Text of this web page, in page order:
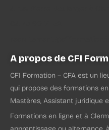
A propos de CFI
CFI Formation – CFA est un
qui propose des formations
Mastères, Assistant juridique
Formations en ligne et à